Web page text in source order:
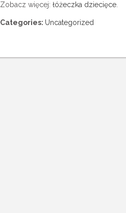
Zobacz więcej: łóżeczka dziecięce
Categories: Uncategorized